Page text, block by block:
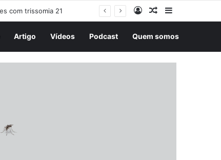
EntrarArtigo aleatório
Artigo Vídeos Podcast Quem somos